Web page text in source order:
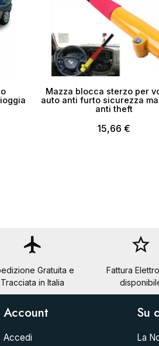
Mazza blocca sterzo per
auto anti furto sicurezza
anti theft
15,66 €
flight
Gratuita e
Tracciata in Italia
star_border
Fattura
Account
Accedi
Su
La